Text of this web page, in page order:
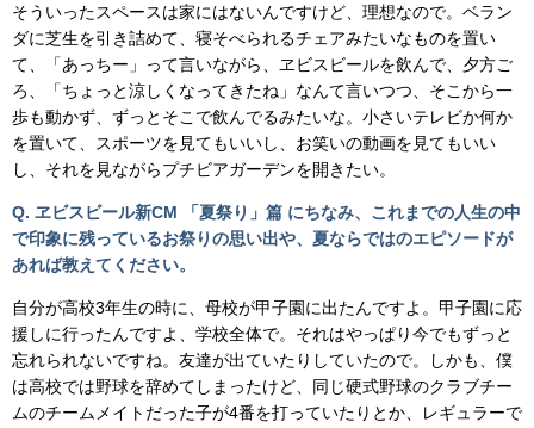
そういったスペースは家にはないんですけど、理想なので。ベラン
ダに芝生を引き詰めて、寝そべられるチェアみたいなものを置い
て、「あっちー」って言いながら、ヱビスビールを飲んで、夕方ご
ろ、「ちょっと涼しくなってきたね」なんて言いつつ、そこから一
歩も動かず、ずっとそこで飲んでるみたいな。小さいテレビか何か
を置いて、スポーツを見てもいいし、お笑いの動画を見てもいい
し、それを見ながらプチビアガーデンを開きたい。
Q. ヱビスビール新CM 「夏祭り」篇 にちなみ、これまでの人生の中
で印象に残っているお祭りの思い出や、夏ならではのエピソードが
あれば教えてください。
自分が高校3年生の時に、母校が甲子園に出たんですよ。甲子園に応
援しに行ったんですよ、学校全体で。それはやっぱり今でもずっと
忘れられないですね。友達が出ていたりしていたので。しかも、僕
は高校では野球を辞めてしまったけど、同じ硬式野球のクラブチー
ムのチームメイトだった子が4番を打っていたりとか、レギュラーで